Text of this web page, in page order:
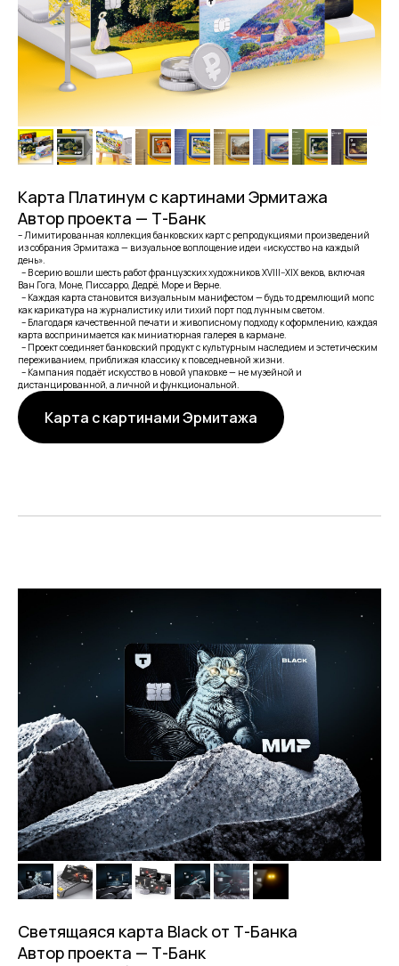
Карта Платинум с картинами Эрмитажа
Автор проекта — Т-Банк
– Лимитированная коллекция банковских карт с репродукциями произведений
из собрания Эрмитажа — визуальное воплощение идеи «искусство на каждый
день».
– В серию вошли шесть работ французских художников XVIII–XIX веков, включая
Ван Гога, Моне, Писсарро, Дедрё, Море и Верне.
– Каждая карта становится визуальным манифестом — будь то дремлющий мопс
как карикатура на журналистику или тихий порт под лунным светом.
– Благодаря качественной печати и живописному подходу к оформлению, каждая
карта воспринимается как миниатюрная галерея в кармане.
– Проект соединяет банковский продукт с культурным наследием и эстетическим
переживанием, приближая классику к повседневной жизни.
– Кампания подаёт искусство в новой упаковке — не музейной и
дистанцированной, а личной и функциональной.
Карта с картинами Эрмитажа
Светящаяся карта Black от Т-Банка
Автор проекта — Т-Банк